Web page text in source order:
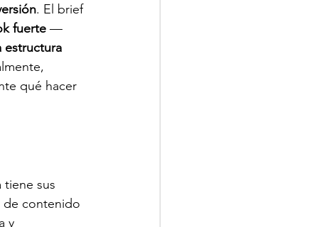
. El brief
fuerte —
estructura
qué hacer
sus
de contenido
y